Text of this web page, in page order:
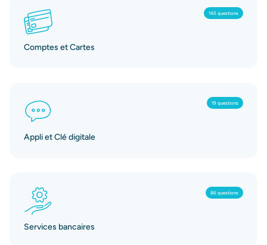
145 questions
Comptes et Cartes
19 questions
Appli et Clé digitale
86 questions
Services bancaires